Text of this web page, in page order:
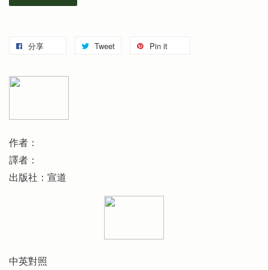
分享 Tweet Pin it
作者：
譯者：
出版社：宣道
中英對照